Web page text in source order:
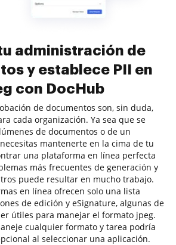
administración de
y establece PII en
con DocHub
de documentos son, sin duda,
cada organización. Ya sea que se
de documentos o de un
mantenerte en la cima de tu
una plataforma en línea perfecta
más frecuentes de generación y
puede resultar en mucho trabajo.
en línea ofrecen solo una lista
de edición y eSignature, algunas de
útiles para manejar el formato jpeg.
cualquier formato y tarea podría
al seleccionar una aplicación.